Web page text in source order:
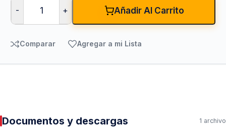
- + Añadir Al Carrito
Comparar Agregar a mi Lista
Documentos y descargas 1 archivo